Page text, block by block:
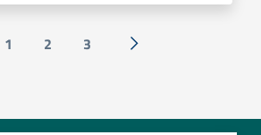
1 2 3 Successiva »